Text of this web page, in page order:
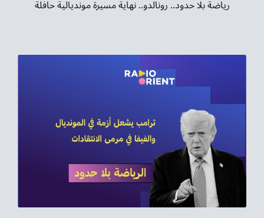
رياضة بلا حدود.. رونالدو.. نهاية مسيرة مونديالية حافلة